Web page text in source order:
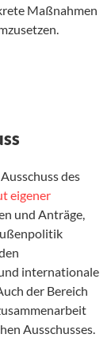
Maßnahmen
des
eigener
und Anträge,
internationale
der Bereich
Ausschusses.